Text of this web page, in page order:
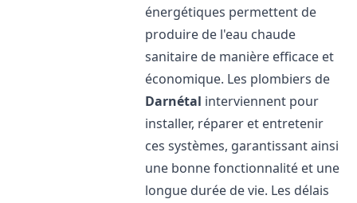
énergétiques permettent de
produire de l'eau chaude
sanitaire de manière efficace et
économique. Les plombiers de
Darnétal interviennent pour
installer, réparer et entretenir
ces systèmes, garantissant ainsi
une bonne fonctionnalité et une
longue durée de vie. Les délais